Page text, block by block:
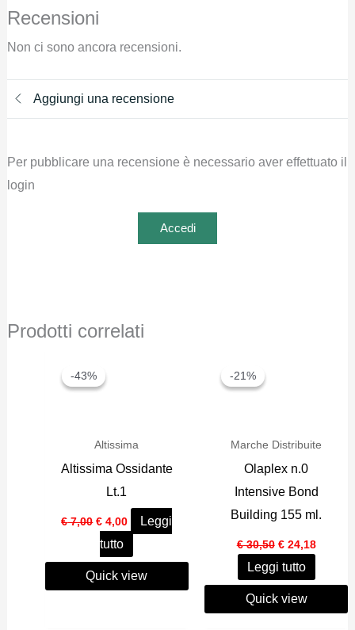
Recensioni
Non ci sono ancora recensioni.
Aggiungi una recensione
Per pubblicare una recensione è necessario aver effettuato il
login
Accedi
Prodotti correlati
-43%
-43%
Altissima
Altissima Ossidante
Lt.1
€7,00 Il
prezzo
originale
era:
€ 7,00.
€ 4,00
prezzo
è:
€ 4,00.
Leggi
tutto
Quick view
-21%
-21%
Marche Distribuite
Olaplex n.0
Intensive Bond
Building 155 ml.
€30,50 Il
prezzo
originale
era:
€ 30,50.
€24,18Il
prezzo
è:
Leggi tutto
Quick view